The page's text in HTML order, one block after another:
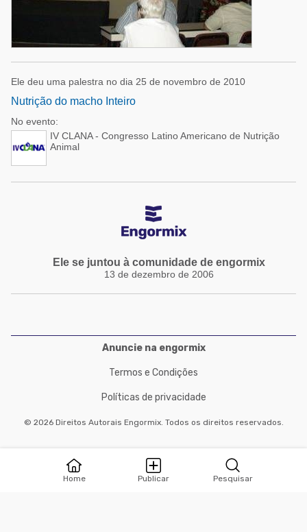
Home Publicar Pesquisar
Ele deu uma palestra no dia 25 de novembro de 2010
Nutrição do macho Inteiro
No evento:
IV CLANA - Congresso Latino Americano de Nutrição
Animal
Ele se juntou à comunidade de engormix
13 de dezembro de 2006
Anuncie na engormix
Termos e Condições
Políticas de privacidade
© 2026 Direitos Autorais Engormix. Todos os direitos reservados.